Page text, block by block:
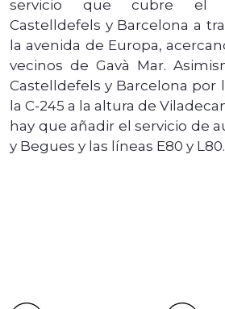
servicio que cubre el
Castelldefels y Barcelona a
la avenida de Europa,
vecinos de Gavà Mar.
Castelldefels y Barcelona por
la C-245 a la altura de
hay que añadir el servicio de
y Begues y las líneas E80 y L80.